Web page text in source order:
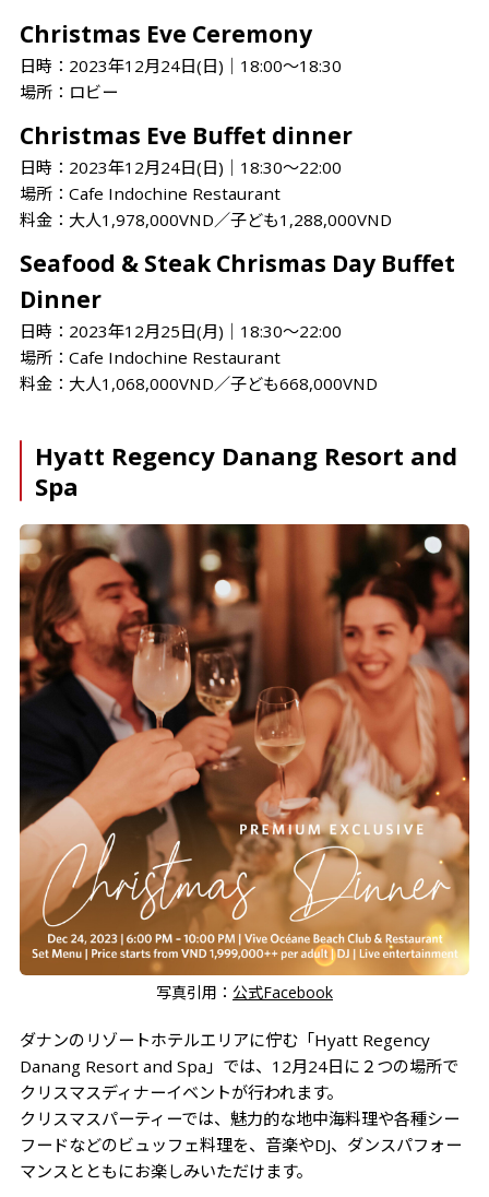
Christmas Eve Ceremony
日時：2023年12月24日(日)│18:00～18:30
場所：ロビー
Christmas Eve Buffet dinner
日時：2023年12月24日(日)│18:30～22:00
場所：Cafe Indochine Restaurant
料金：大人1,978,000VND／子ども1,288,000VND
Seafood & Steak Chrismas Day Buffet
Dinner
日時：2023年12月25日(月)│18:30～22:00
場所：Cafe Indochine Restaurant
料金：大人1,068,000VND／子ども668,000VND
Hyatt Regency Danang Resort and
Spa
写真引用： 公式Facebook
ダナンのリゾートホテルエリアに佇む「Hyatt Regency
Danang Resort and Spa」では、12月24日に２つの場所で
クリスマスディナーイベントが行われます。
クリスマスパーティーでは、魅力的な地中海料理や各種シー
フードなどのビュッフェ料理を、音楽やDJ、ダンスパフォー
マンスとともにお楽しみいただけます。